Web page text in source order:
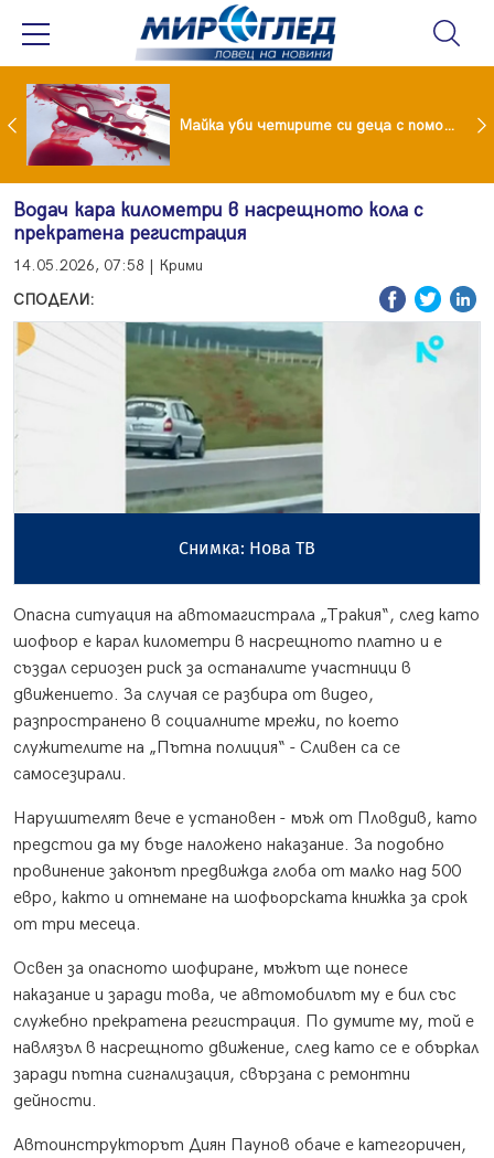
Проф.Кантарджиев: Пазете се от комарите и полово предаваните инфекции Майка уби четирите си деца с помощта на баба им, след което се самоуби
Водач кара километри в насрещното кола с
прекратена регистрация
14.05.2026, 07:58 | Крими
СПОДЕЛИ:
Снимка: Нова ТВ
Опасна ситуация на автомагистрала „Тракия“, след като
шофьор е карал километри в насрещното платно и е
създал сериозен риск за останалите участници в
движението. За случая се разбира от видео,
разпространено в социалните мрежи, по което
служителите на „Пътна полиция“ - Сливен са се
самосезирали.
Нарушителят вече е установен - мъж от Пловдив, като
предстои да му бъде наложено наказание. За подобно
провинение законът предвижда глоба от малко над 500
евро, както и отнемане на шофьорската книжка за срок
от три месеца.
Освен за опасното шофиране, мъжът ще понесе
наказание и заради това, че автомобилът му е бил със
служебно прекратена регистрация. По думите му, той е
навлязъл в насрещното движение, след като се е объркал
заради пътна сигнализация, свързана с ремонтни
дейности.
Автоинструкторът Диян Паунов обаче е категоричен,